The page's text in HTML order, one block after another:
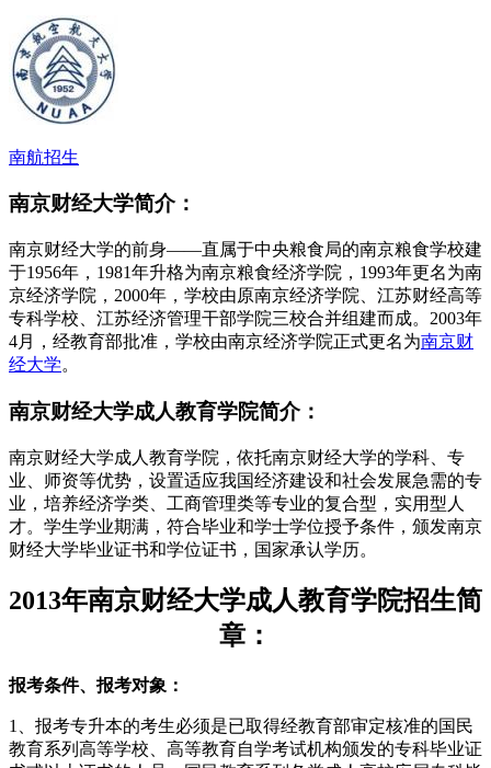
南航招生
南京财经大学简介：
南京财经大学的前身——直属于中央粮食局的南京粮食学校建
于1956年，1981年升格为南京粮食经济学院，1993年更名为南
京经济学院，2000年，学校由原南京经济学院、江苏财经高等
专科学校、江苏经济管理干部学院三校合并组建而成。2003年
4月，经教育部批准，学校由南京经济学院正式更名为南京财
经大学。
南京财经大学成人教育学院简介：
南京财经大学成人教育学院，依托南京财经大学的学科、专
业、师资等优势，设置适应我国经济建设和社会发展急需的专
业，培养经济学类、工商管理类等专业的复合型，实用型人
才。学生学业期满，符合毕业和学士学位授予条件，颁发南京
财经大学毕业证书和学位证书，国家承认学历。
2013年南京财经大学成人教育学院招生简
章：
报考条件、报考对象：
1、报考专升本的考生必须是已取得经教育部审定核准的国民
教育系列高等学校、高等教育自学考试机构颁发的专科毕业证